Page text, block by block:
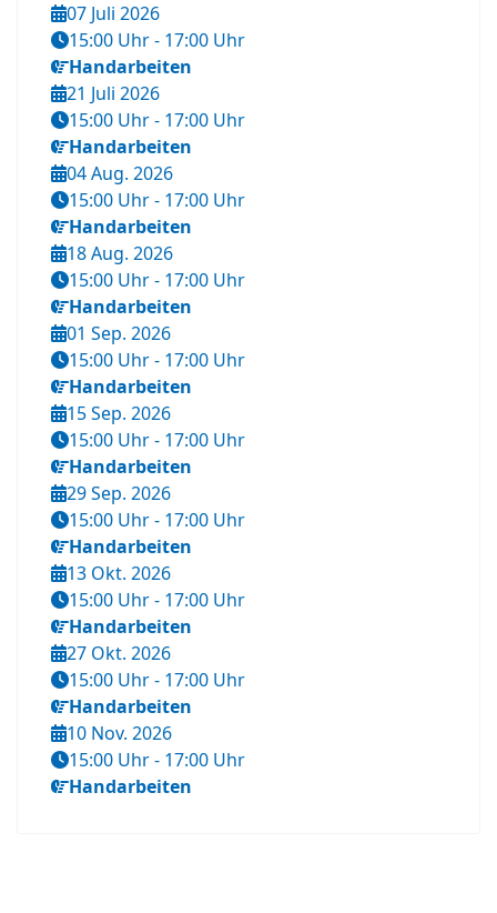
07 Juli 2026
15:00 Uhr- 17:00 Uhr
Handarbeiten
21 Juli 2026
15:00 Uhr- 17:00 Uhr
Handarbeiten
04 Aug. 2026
15:00 Uhr- 17:00 Uhr
Handarbeiten
18 Aug. 2026
15:00 Uhr- 17:00 Uhr
Handarbeiten
01 Sep. 2026
15:00 Uhr- 17:00 Uhr
Handarbeiten
15 Sep. 2026
15:00 Uhr- 17:00 Uhr
Handarbeiten
29 Sep. 2026
15:00 Uhr- 17:00 Uhr
Handarbeiten
13 Okt. 2026
15:00 Uhr- 17:00 Uhr
Handarbeiten
27 Okt. 2026
15:00 Uhr- 17:00 Uhr
Handarbeiten
10 Nov. 2026
15:00 Uhr- 17:00 Uhr
Handarbeiten